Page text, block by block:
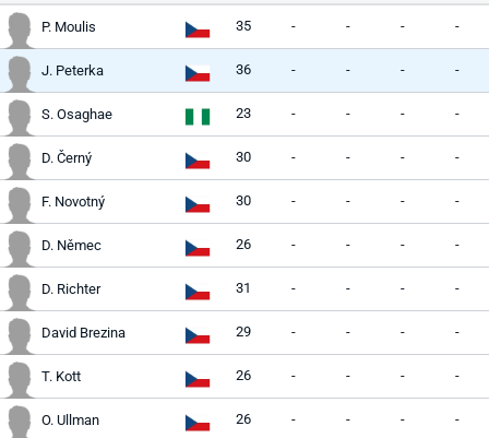
P. Moulis 35 - - - -
J. Peterka 36 - - - -
S. Osaghae 23 - - - -
D. Černý 30 - - - -
F. Novotný 30 - - - -
D. Němec 26 - - - -
D. Richter 31 - - - -
David Brezina 29 - - - -
T. Kott 26 - - - -
O. Ullman 26 - - - -